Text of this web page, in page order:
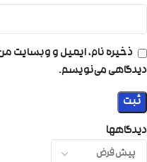
دیدگاهها
ذخیره نام، ایمیل و وبسایت من
دیدگاهی می‌نویسم.